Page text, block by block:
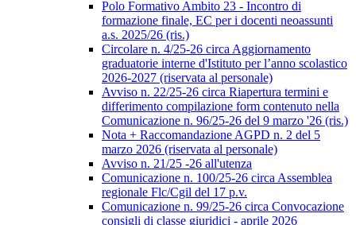
Polo Formativo Ambito 23 - Incontro di
formazione finale, EC per i docenti neoassunti
a.s. 2025/26 (ris.)
Circolare n. 4/25-26 circa Aggiornamento
graduatorie interne d'Istituto per l’anno scolastico
2026-2027 (riservata al personale)
Avviso n. 22/25-26 circa Riapertura termini e
differimento compilazione form contenuto nella
Comunicazione n. 96/25-26 del 9 marzo '26 (ris.)
Nota + Raccomandazione AGPD n. 2 del 5
marzo 2026 (riservata al personale)
Avviso n. 21/25 -26 all'utenza
Comunicazione n. 100/25-26 circa Assemblea
regionale Flc/Cgil del 17 p.v.
Comunicazione n. 99/25-26 circa Convocazione
consigli di classe giuridici - aprile 2026